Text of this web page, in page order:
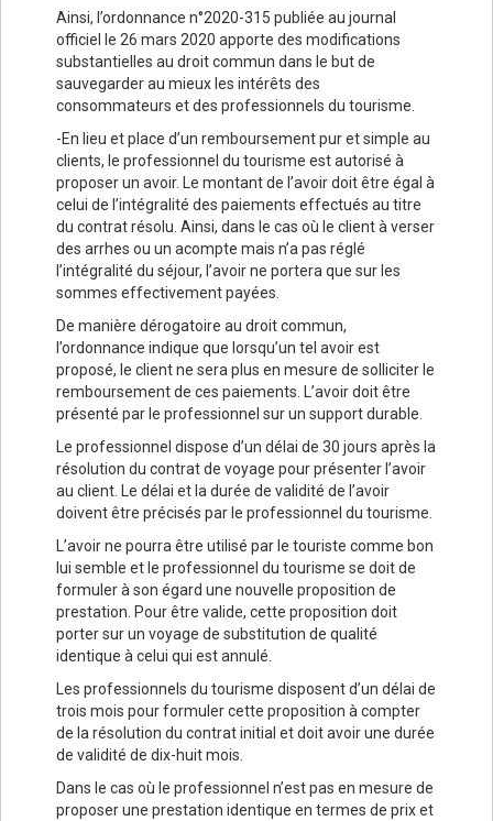
Ainsi, l’ordonnance n°2020-315 publiée au journal
officiel le 26 mars 2020 apporte des modifications
substantielles au droit commun dans le but de
sauvegarder au mieux les intérêts des
consommateurs et des professionnels du tourisme.
-En lieu et place d’un remboursement pur et simple au
clients, le professionnel du tourisme est autorisé à
proposer un avoir. Le montant de l’avoir doit être égal à
celui de l’intégralité des paiements effectués au titre
du contrat résolu. Ainsi, dans le cas où le client à verser
des arrhes ou un acompte mais n’a pas réglé
l’intégralité du séjour, l’avoir ne portera que sur les
sommes effectivement payées.
De manière dérogatoire au droit commun,
l’ordonnance indique que lorsqu’un tel avoir est
proposé, le client ne sera plus en mesure de solliciter le
remboursement de ces paiements. L’avoir doit être
présenté par le professionnel sur un support durable.
Le professionnel dispose d’un délai de 30 jours après la
résolution du contrat de voyage pour présenter l’avoir
au client. Le délai et la durée de validité de l’avoir
doivent être précisés par le professionnel du tourisme.
L’avoir ne pourra être utilisé par le touriste comme bon
lui semble et le professionnel du tourisme se doit de
formuler à son égard une nouvelle proposition de
prestation. Pour être valide, cette proposition doit
porter sur un voyage de substitution de qualité
identique à celui qui est annulé.
Les professionnels du tourisme disposent d’un délai de
trois mois pour formuler cette proposition à compter
de la résolution du contrat initial et doit avoir une durée
de validité de dix-huit mois.
Dans le cas où le professionnel n’est pas en mesure de
proposer une prestation identique en termes de prix et